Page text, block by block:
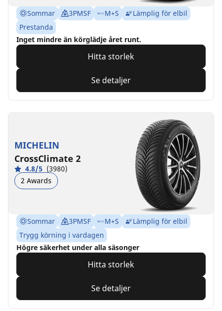
Sommar 3PMSF M+S
Lämplig för elbil
Prestanda
Inget mindre än körglädje året runt.
Hitta storlek
Se detaljer
MICHELIN
CrossClimate 2
4.8/5 (3980)
2 Awards
Sommar 3PMSF M+S
Lämplig för elbil
Trygg körning i vardagen
Högre säkerhet under alla säsonger
Hitta storlek
Se detaljer